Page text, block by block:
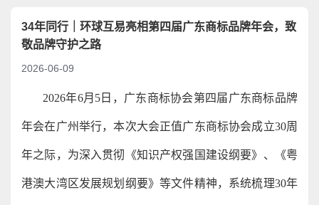
34年同行｜环球互易亮相第四届广东商标品牌年会，致
敬品牌守护之路
2026-06-09
2026年6月5日，广东商标协会第四届广东商标品牌
年会在广州举行，本次大会正值广东商标协会成立30周
年之际，为深入贯彻《知识产权强国建设纲要》、《粤
港澳大湾区发展规划纲要》等文件精神，系统梳理30年